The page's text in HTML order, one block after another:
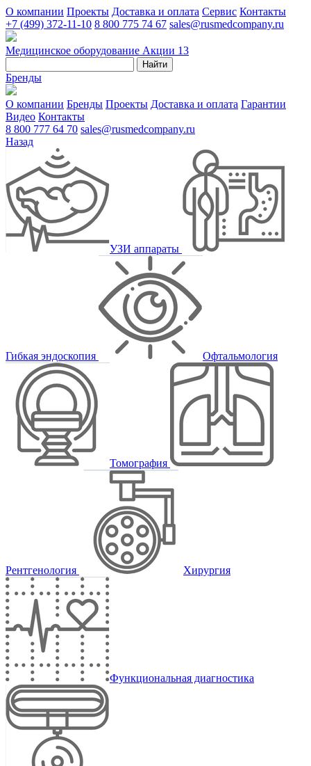
О компании Проекты Доставка и оплата Сервис Контакты
+7 (499) 372-11-10 8 800 775 74 67 sales@rusmedcompany.ru
Медицинское оборудование Акции 13
Найти
Бренды
О компании Бренды Проекты Доставка и оплата Гарантии
Видео Контакты
8 800 777 64 70 sales@rusmedcompany.ru
Назад
УЗИ аппараты
Гибкая эндоскопия Офтальмология
Томография
Рентгенология Хирургия
Функциональная диагностика